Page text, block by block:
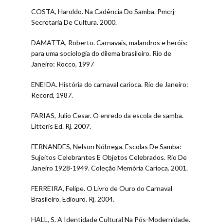
COSTA, Haroldo. Na Cadência Do Samba. Pmcrj-
Secretaria De Cultura. 2000.
DAMATTA, Roberto. Carnavais, malandros e heróis:
para uma sociologia do dilema brasileiro. Rio de
Janeiro: Rocco, 1997
ENEIDA. História do carnaval carioca. Rio de Janeiro:
Record, 1987.
FARIAS, Julio Cesar. O enredo da escola de samba.
Litteris Ed. Rj. 2007.
FERNANDES, Nelson Nóbrega. Escolas De Samba:
Sujeitos Celebrantes E Objetos Celebrados. Rio De
Janeiro 1928-1949. Coleção Memória Carioca. 2001.
FERREIRA, Felipe. O Livro de Ouro do Carnaval
Brasileiro. Ediouro. Rj. 2004.
HALL, S. A Identidade Cultural Na Pós-Modernidade.